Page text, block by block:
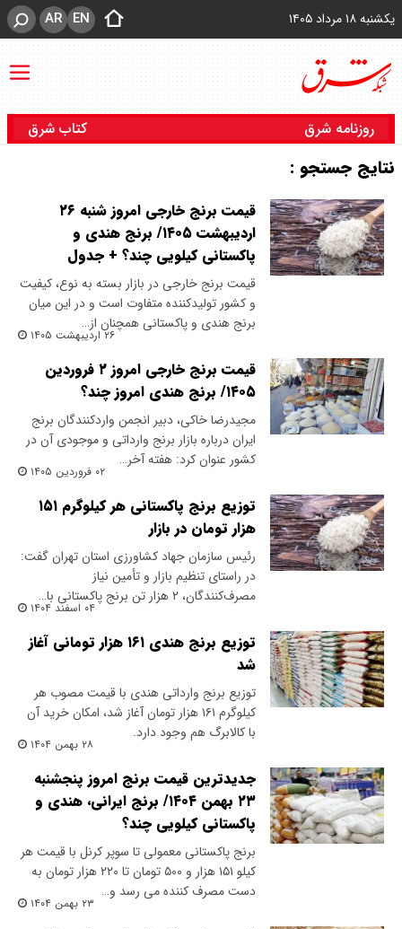
یکشنبه ۱۸ مرداد ۱۴۰۵ EN
AR
روزنامه شرق کتاب شرق
نتایج جستجو :
قیمت برنج خارجی امروز شنبه ۲۶
اردیبهشت ۱۴۰۵/ برنج هندی و
پاکستانی کیلویی چند؟ + جدول
قیمت برنج خارجی در بازار بسته به نوع، کیفیت
و کشور تولیدکننده متفاوت است و در این میان
برنج هندی و پاکستانی همچنان از…
۲۶ اردیبهشت ۱۴۰۵
قیمت برنج خارجی امروز ۲ فروردین
۱۴۰۵/ برنج هندی امروز چند؟
مجیدرضا خاکی، دبیر انجمن واردکنندگان برنج
ایران درباره بازار برنج وارداتی و موجودی آن در
کشور عنوان کرد: هفته آخر…
۰۲ فروردین ۱۴۰۵
توزیع برنج پاکستانی هر کیلوگرم ۱۵۱
هزار تومان در بازار
رئیس سازمان جهاد کشاورزی استان تهران گفت:
در راستای تنظیم بازار و تأمین نیاز
مصرف‌کنندگان، ۲ هزار تن برنج پاکستانی با…
۰۴ اسفند ۱۴۰۴
توزیع برنج هندی ۱۶۱ هزار تومانی آغاز
شد
توزیع برنج وارداتی هندی با قیمت مصوب هر
کیلوگرم ۱۶۱ هزار تومان آغاز شد، امکان خرید آن
با کالابرگ هم وجود دارد.
۲۸ بهمن ۱۴۰۴
جدیدترین قیمت برنج امروز پنجشنبه
۲۳ بهمن ۱۴۰۴/ برنج ایرانی، هندی و
پاکستانی کیلویی چند؟
برنج پاکستانی معمولی تا سوپر کرنل با قیمت هر
کیلو ۱۵۱ هزار و ۵۰۰ تومان تا ۲۲۰ هزار تومان به
دست مصرف کننده می رسد و…
۲۳ بهمن ۱۴۰۴